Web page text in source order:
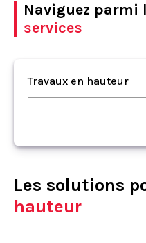
Naviguez parmi
services
Travaux en hauteur
Les solutions
hauteur